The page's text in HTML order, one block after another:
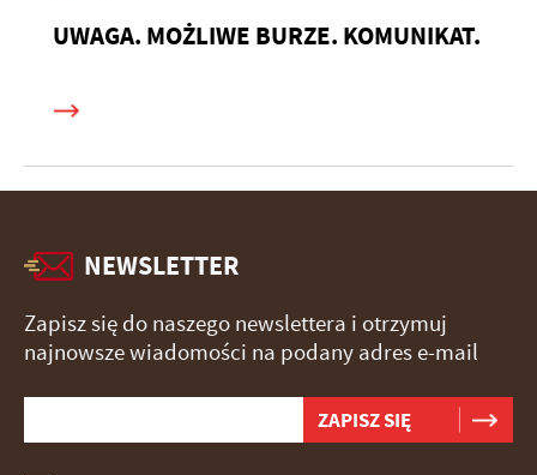
UWAGA. MOŻLIWE BURZE. KOMUNIKAT.
NEWSLETTER
Zapisz się do naszego newslettera i otrzymuj
najnowsze wiadomości na podany adres e-mail